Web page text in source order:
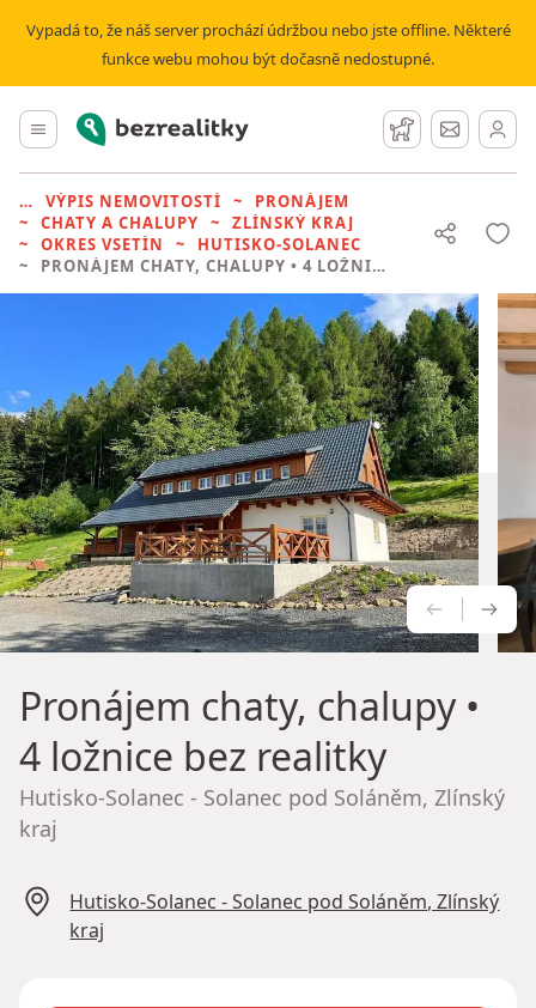
Vypadá to, že náš server prochází údržbou nebo jste offline. Některé
funkce webu mohou být dočasně nedostupné.
Hlavní menu
Bezrealitky Hlídací pes
Zprávy
VÝPIS NEMOVITOSTÍ
PRONÁJEM
CHATY A CHALUPY
ZLÍNSKÝ KRAJ
OKRES VSETÍN
HUTISKO-SOLANEC
PRONÁJEM CHATY, CHALUPY • 4 LOŽNICE BEZ REALITKY
Pronájem chaty, chalupy•
4 ložnice bez realitky
Hutisko-Solanec - Solanec pod Soláněm, Zlínský
kraj
Hutisko-Solanec - Solanec pod Soláněm, Zlínský
kraj